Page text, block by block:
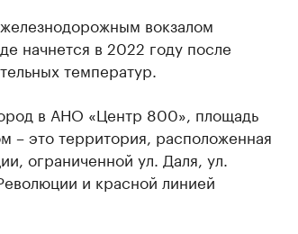
вокзалом
начнется в 2022 году после
температур.
в АНО «Центр 800», площадь
– это территория, расположенная
ограниченной ул. Даля, ул.
и красной линией